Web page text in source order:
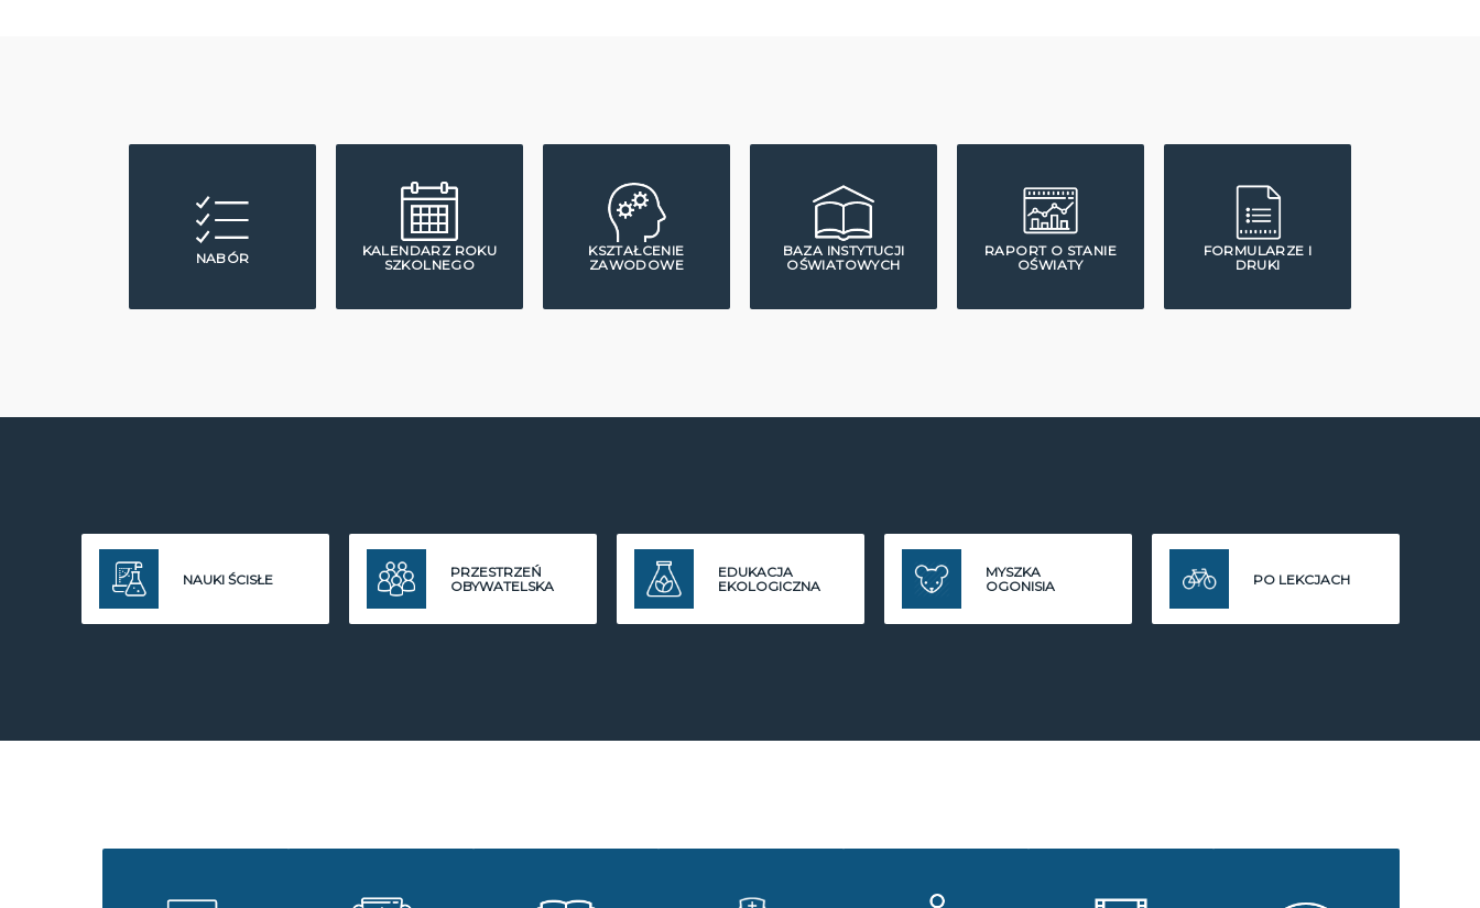
NABÓR
KALENDARZ ROKU
SZKOLNEGO
KSZTAŁCENIE
ZAWODOWE
BAZA INSTYTUCJI
OŚWIATOWYCH
RAPORT O STANIE
OŚWIATY
FORMULARZE I
DRUKI
NAUKI ŚCISŁE
PRZESTRZEŃ
OBYWATELSKA
EDUKACJA
EKOLOGICZNA
MYSZKA
OGONISIA
PO LEKCJACH